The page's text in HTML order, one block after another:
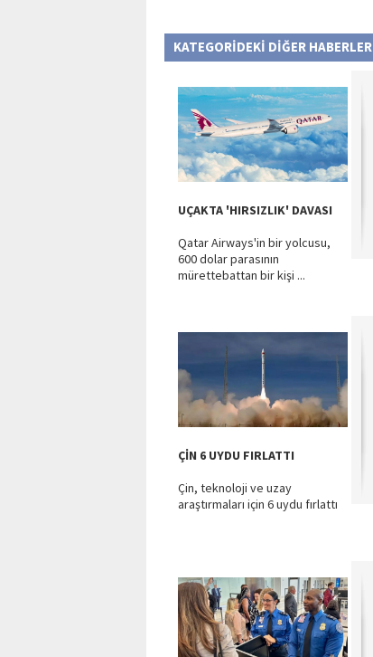
KATEGORİDEKİ DİĞER HABERLER
UÇAKTA 'HIRSIZLIK' DAVASI
Qatar Airways'in bir yolcusu,
600 dolar parasının
mürettebattan bir kişi ...
ÇİN 6 UYDU FIRLATTI
Çin, teknoloji ve uzay
araştırmaları için 6 uydu fırlattı